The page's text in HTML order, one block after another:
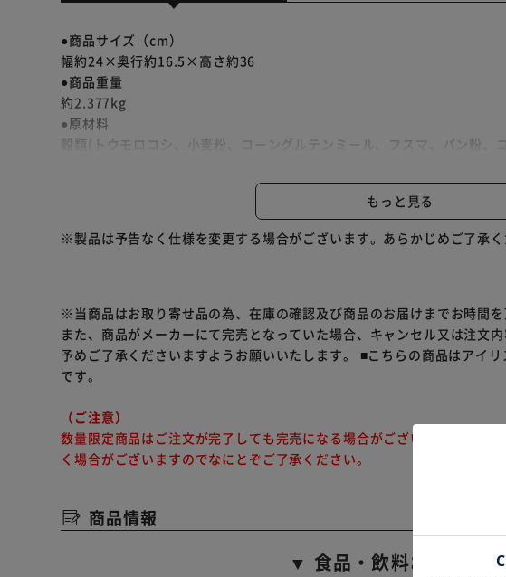
●商品サイズ（cm）
幅約24×奥行約16.5×高さ約36
●商品重量
約2.377kg
●原材料
穀類(トウモロコシ、小麦粉、コーングルテンミール、フスマ、パン粉、
ニンジンパウダー、カボチャパウダー、ホウレンソウパウダー)、魚介類
ール酵母、ミネラル類(カルシウム、塩素、銅、鉄、ヨウ素、カリウム、
黄色4号、黄色5号、青色1号)、酸化防止剤(ミックストコフェロール、ハ
タンパク質22.0％以上、脂質10.0％以上、粗繊維4.5％以下、粗灰分8.5
もっと見る
※製品は予告なく仕様を変更する場合がございます。あらかじめご了承く
※当商品はお取り寄せ品の為、在庫の確認及び商品のお届けまでお時間を
また、商品がメーカーにて完売となっていた場合、キャンセル又は注文
予めご了承くださいますようお願いいたします。 ■こちらの商品はアイ
です。
（ご注意）
数量限定商品はご注文が完了しても完売になる場合がございます。ご注
く場合がございますのでなにとぞご了承ください。
商品情報
▼ 食品・飲料おすすめ
※ご確